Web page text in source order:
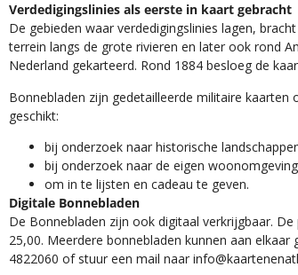
Verdedigingslinies als eerste in kaart gebracht
De gebieden waar verdedigingslinies lagen,
terrein langs de grote rivieren en later ook rond
Nederland gekarteerd. Rond 1884 besloeg de
Bonnebladen zijn gedetailleerde militaire kaarten
geschikt:​
​bij onderzoek naar historische
bij onderzoek naar de eigen
om in te lijsten en cadeau te geven.
Digitale Bonnebladen
De Bonnebladen zijn ook digitaal verkrijgbaar.
25,00. Meerdere bonnebladen kunnen aan
4822060 of stuur een mail naar